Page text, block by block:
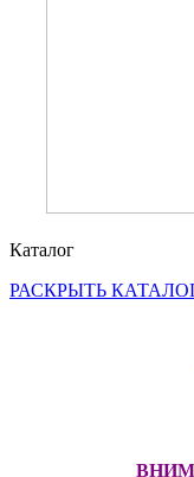
Каталог
РАСКРЫТЬ